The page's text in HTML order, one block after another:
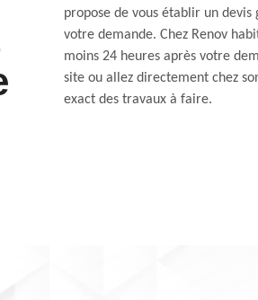
propose de vous établir un
votre demande. Chez Renov
moins 24 heures après votre
site ou allez directement chez
exact des travaux à faire.